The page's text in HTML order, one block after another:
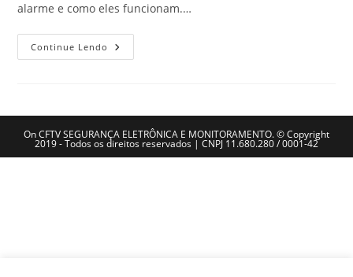
alarme e como eles funcionam.…
Continue Lendo
On CFTV SEGURANÇA ELETRÔNICA E MONITORAMENTO. © Copyright
2019 - Todos os direitos reservados | CNPJ 11.680.280 / 0001-42